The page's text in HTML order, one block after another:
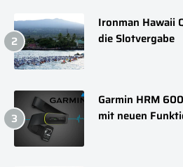
Ironman Hawaii
die Slotvergabe
Garmin HRM
mit neuen